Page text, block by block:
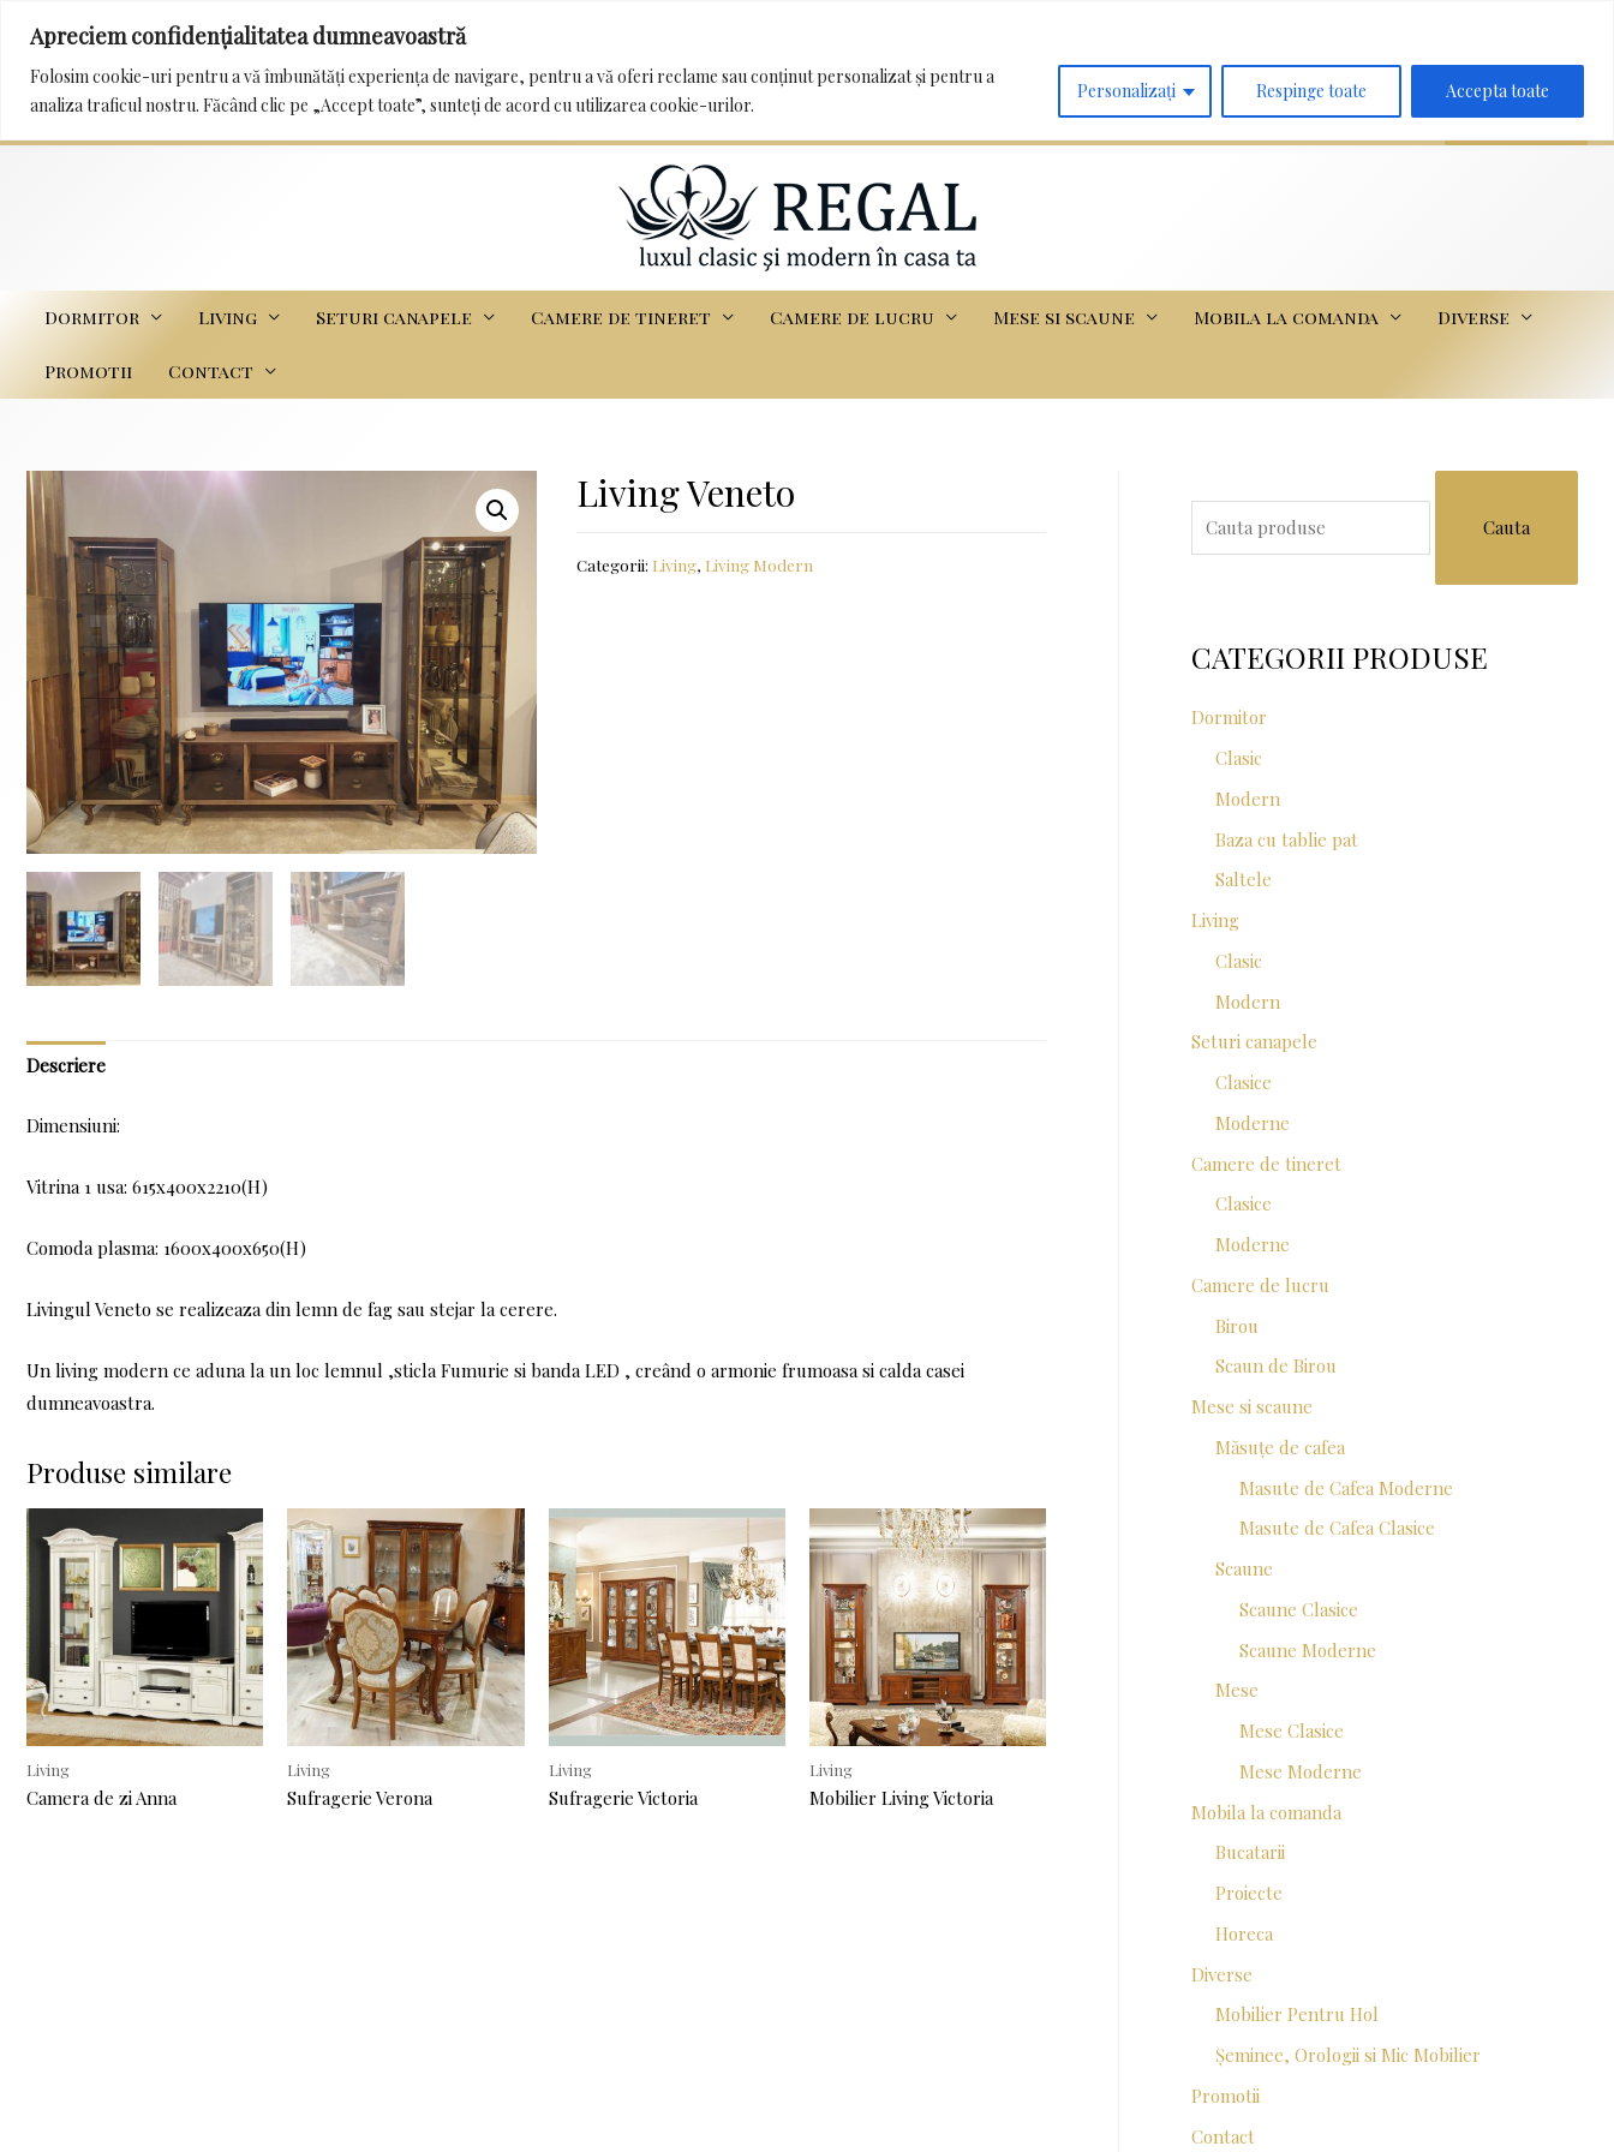
Apreciem confidențialitatea dumneavoastră
Folosim cookie-uri pentru a vă îmbunătăți experiența de navigare, pentru a vă oferi reclame sau conținut personalizat și pentru a
analiza traficul nostru. Făcând clic pe „Accept toate”, sunteți de acord cu utilizarea cookie-urilor.
Personalizați Respinge toate Accepta toate
0232 222 233 / 0745 989 114 mobila_trans@yahoo.com | Clădirea Basarabia - Iasi
Dormitor Living Seturi canapele Camere de tineret Camere de lucru Mese si scaune Mobila la comanda Diverse
Promotii Contact
Living Veneto
Categorii: Living, Living Modern
Descriere
Dimensiuni:
Vitrina 1 usa: 615x400x2210(H)
Comoda plasma: 1600x400x650(H)
Livingul Veneto se realizeaza din lemn de fag sau stejar la cerere.
Un living modern ce aduna la un loc lemnul ,sticla Fumurie si banda LED , creând o armonie frumoasa si calda casei
dumneavoastra.
Produse similare
Living
Camera de zi Anna
Living
Sufragerie Verona
Living
Sufragerie Victoria
Living
Mobilier Living Victoria
a
h
CATEGORII PRODUSE
Dormitor
Clasic
Modern
Baza cu tablie pat
Saltele
Living
Clasic
Modern
Seturi canapele
Clasice
Moderne
Camere de tineret
Clasice
Moderne
Camere de lucru
Birou
Scaun de Birou
Mese si scaune
Măsuțe de cafea
Masute de Cafea Moderne
Masute de Cafea Clasice
Scaune
Scaune Clasice
Scaune Moderne
Mese
Mese Clasice
Mese Moderne
Mobila la comanda
Bucatarii
Proiecte
Horeca
Diverse
Mobilier Pentru Hol
Șeminee, Orologii si Mic Mobilier
Promotii
Contact